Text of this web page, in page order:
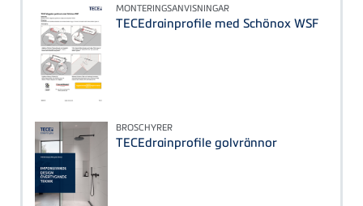
MONTERINGSANVISNINGAR
TECEdrainprofile med Schönox WSF
BROSCHYRER
TECEdrainprofile golvrännor